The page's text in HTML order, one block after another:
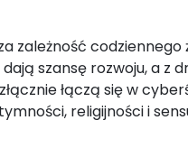
zależność codziennego
szansę rozwoju, a z
łączą się w
religijności i